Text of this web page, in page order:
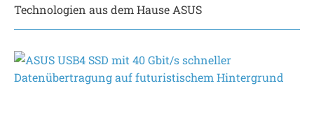
Technologien aus dem Hause ASUS